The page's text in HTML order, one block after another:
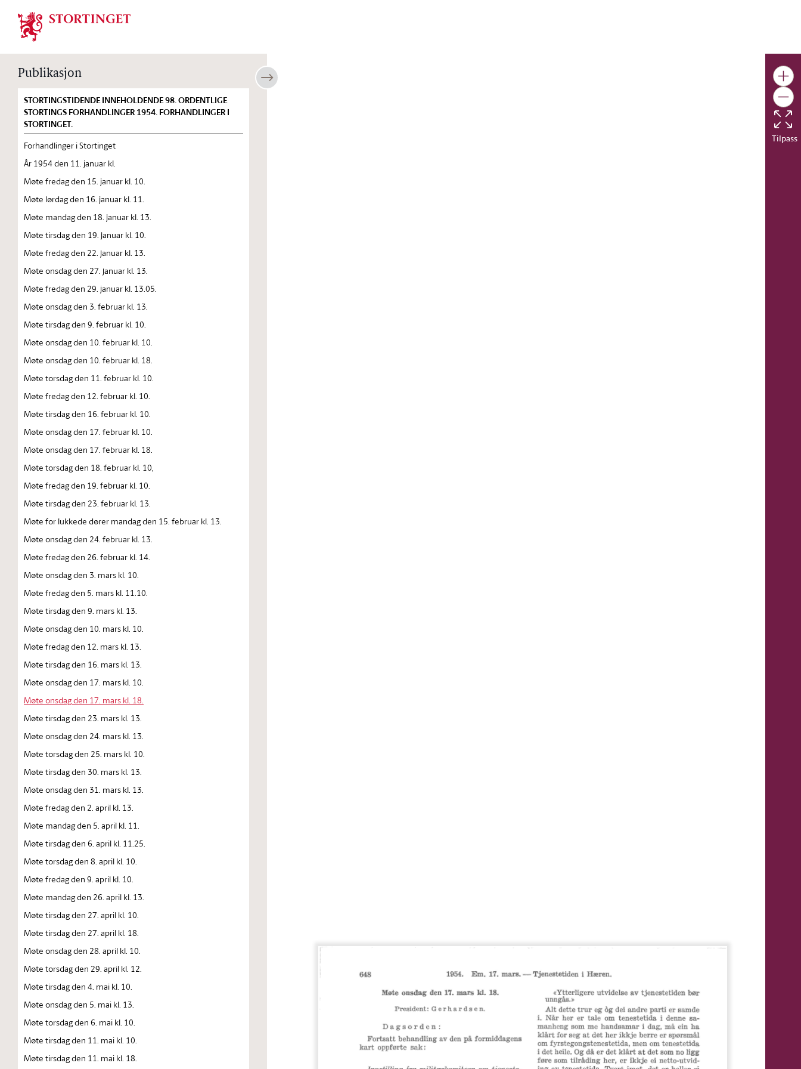
Stortinget.no
Publikasjon
STORTINGSTIDENDE INNEHOLDENDE 98. ORDENTLIGE
STORTINGS FORHANDLINGER 1954. FORHANDLINGER I
STORTINGET.
Forhandlinger i Stortinget
År 1954 den 11. januar kl.
Møte fredag den 15. januar kl. 10.
Møte lørdag den 16. januar kl. 11.
Møte mandag den 18. januar kl. 13.
Møte tirsdag den 19. januar kl. 10.
Møte fredag den 22. januar kl. 13.
Møte onsdag den 27. januar kl. 13.
Møte fredag den 29. januar kl. 13.05.
Møte onsdag den 3. februar kl. 13.
Møte tirsdag den 9. februar kl. 10.
Møte onsdag den 10. februar kl. 10.
Møte onsdag den 10. februar kl. 18.
Møte torsdag den 11. februar kl. 10.
Møte fredag den 12. februar kl. 10.
Møte tirsdag den 16. februar kl. 10.
Møte onsdag den 17. februar kl. 10.
Møte onsdag den 17. februar kl. 18.
Møte torsdag den 18. februar kl. 10,
Møte fredag den 19. februar kl. 10.
Møte tirsdag den 23. februar kl. 13.
Møte for lukkede dører mandag den 15. februar kl. 13.
Møte onsdag den 24. februar kl. 13.
Møte fredag den 26. februar kl. 14.
Møte onsdag den 3. mars kl. 10.
Møte fredag den 5. mars kl. 11.10.
Møte tirsdag den 9. mars kl. 13.
Møte onsdag den 10. mars kl. 10.
Møte fredag den 12. mars kl. 13.
Møte tirsdag den 16. mars kl. 13.
Møte onsdag den 17. mars kl. 10.
Møte onsdag den 17. mars kl. 18.
Møte tirsdag den 23. mars kl. 13.
Møte onsdag den 24. mars kl. 13.
Møte torsdag den 25. mars kl. 10.
Møte tirsdag den 30. mars kl. 13.
Møte onsdag den 31. mars kl. 13.
Møte fredag den 2. april kl. 13.
Møte mandag den 5. april kl. 11.
Møte tirsdag den 6. april kl. 11.25.
Møte torsdag den 8. april kl. 10.
Møte fredag den 9. april kl. 10.
Møte mandag den 26. april kl. 13.
Møte tirsdag den 27. april kl. 10.
Møte tirsdag den 27. april kl. 18.
Møte onsdag den 28. april kl. 10.
Møte torsdag den 29. april kl. 12.
Møte tirsdag den 4. mai kl. 10.
Møte onsdag den 5. mai kl. 13.
Møte torsdag den 6. mai kl. 10.
Møte tirsdag den 11. mai kl. 10.
Møte tirsdag den 11. mai kl. 18.